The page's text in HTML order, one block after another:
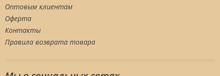
Оптовым клиентам
Оферта
Контакты
Правила возврата товара